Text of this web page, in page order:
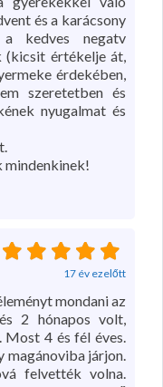
és a karácsony
kedves negatv
(kicsit értékelje át,
érdekében,
szeretetben és
nyugalmat és
mindenkinek!
17 év ezelőtt
mondani az
2 hónapos volt,
4 és fél éves.
magánoviba járjon.
felvették volna.